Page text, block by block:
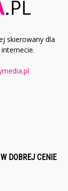
skierowany dla
DOBREJ CENIE